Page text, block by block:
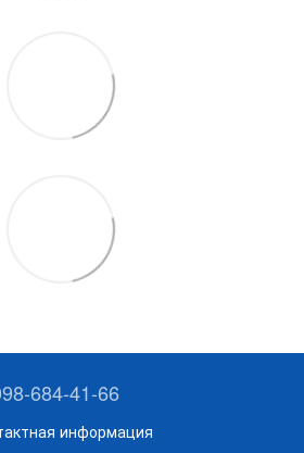
684-41-66
информация